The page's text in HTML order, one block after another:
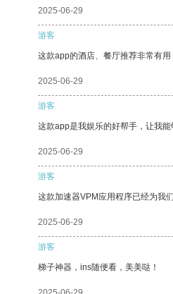
2025-06-29
游客
这款app的酒店、餐厅推荐非常有用
2025-06-29
游客
这款app是我娱乐的好帮手，让我能
2025-06-29
游客
这款加速器VPM应用程序已经为我
2025-06-29
游客
梯子神器，ins随便看，美美哒！